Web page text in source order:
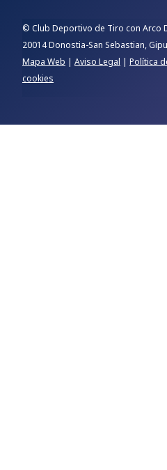
© Club Deportivo de Tiro con Arco
20014 Donostia-San Sebastian,
Mapa Web | Aviso Legal | Política
cookies